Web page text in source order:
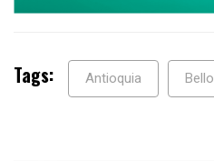
Tags: Antioquia Bello